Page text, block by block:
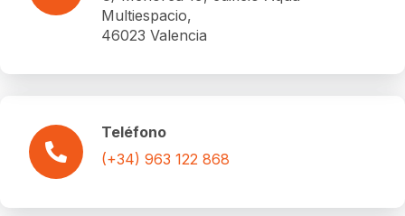
Multiespacio,
46023 Valencia
Teléfono
(+34) 963 122 868